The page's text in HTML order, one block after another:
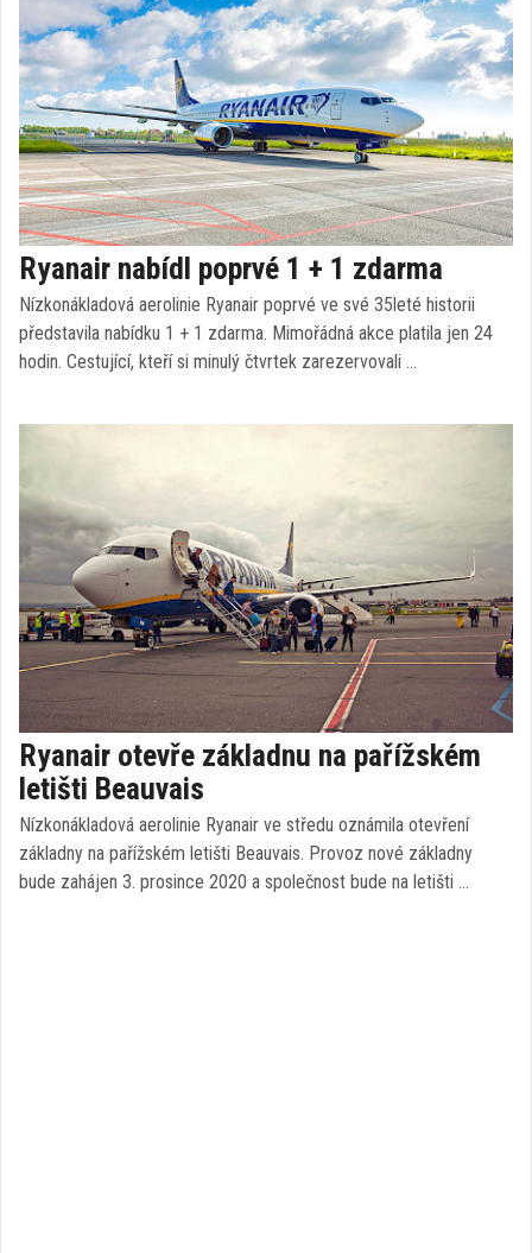
Ryanair nabídl poprvé 1 + 1 zdarma
Nízkonákladová aerolinie Ryanair poprvé ve své 35leté historii
představila nabídku 1 + 1 zdarma. Mimořádná akce platila jen 24
hodin. Cestující, kteří si minulý čtvrtek zarezervovali …
Ryanair otevře základnu na pařížském
letišti Beauvais
Nízkonákladová aerolinie Ryanair ve středu oznámila otevření
základny na pařížském letišti Beauvais. Provoz nové základny
bude zahájen 3. prosince 2020 a společnost bude na letišti …